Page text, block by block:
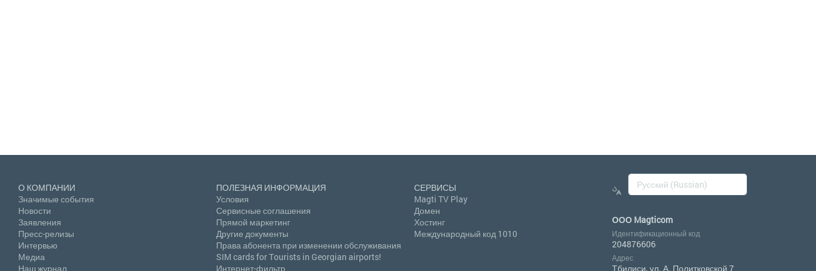
О КОМПАНИИ
Значимые события
Новости
Заявления
Пресс-релизы
Интервью
Медиа
Наш журнал
ПОЛЕЗНАЯ ИНФОРМАЦИЯ
Условия
Сервисные соглашения
Прямой маркетинг
Другие документы
Права абонента при изменении обслуживания
SIM cards for Tourists in Georgian airports!
Интернет-фильтр
СЕРВИСЫ
Magti TV Play
Домен
Хостинг
Международный код 1010
ООО Magticom
Идентификационный код
204876606
Адрес
Тбилиси, ул. А. Политковской 7